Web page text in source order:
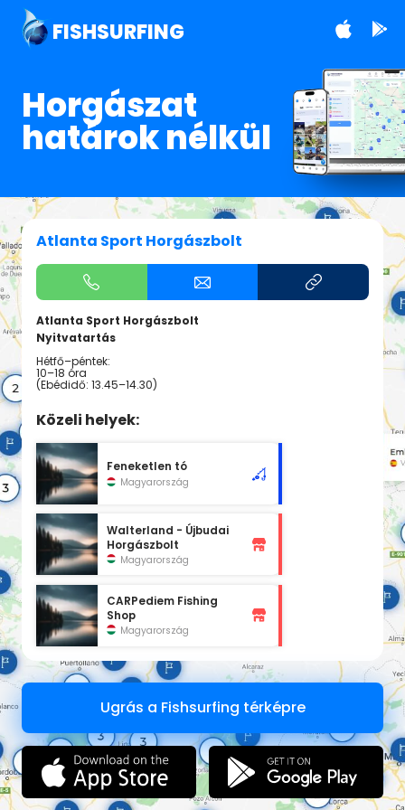
FISHSURFING
Horgászat
határok nélkül
Atlanta Sport Horgászbolt
Atlanta Sport Horgászbolt
Nyitvatartás
Hétfő–péntek:
10–18 óra
(Ebédidő: 13.45–14.30)
Közeli helyek:
Feneketlen tó
Magyarország
Walterland - Újbudai
Horgászbolt
Magyarország
CARPediem Fishing
Shop
Magyarország
Ugrás a Fishsurfing térképre